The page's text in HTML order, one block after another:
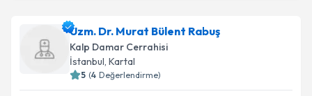
Uzm. Dr. Adnan Akiçin randevu takvimi talebi
oluşturun. Size bu uzmandan randevu almanız için bir
takvim hazırlandığında e-posta ile bilgilendireceğiz.
Uzm. Dr. Murat Bülent Rabuş
Kalp Damar Cerrahisi
İstanbul, Kartal
5 (4 Değerlendirme)